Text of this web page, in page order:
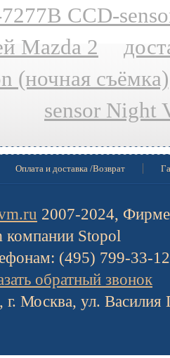
CCD-
Mazda 2
(ночная съёмка)
sensor Night
Оплата и доставка /Возврат
2007-2024,
компании Stopol
(495) 799-33-
обратный звонок
Москва, ул. Василия